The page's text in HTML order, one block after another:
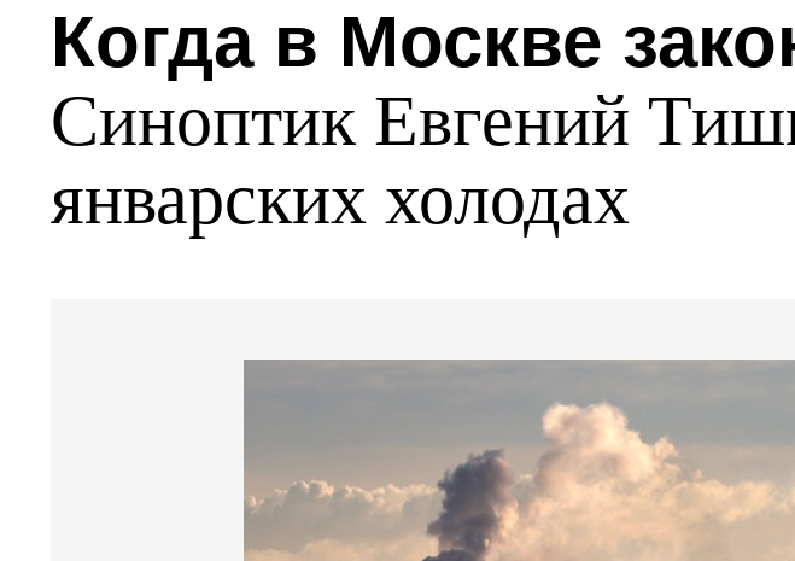
Когда в Москве
Синоптик Евгений
январских холодах